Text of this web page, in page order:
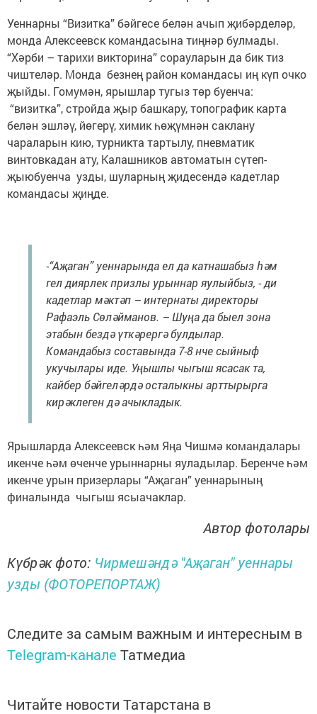
Уеннарны “Визитка” бәйгесе белән ачып җибәрделәр,
монда Алексеевск командасына тиңнәр булмады.
“Хәрби – тарихи викторина” сорауларын да бик тиз
чиштеләр. Монда безнең район командасы иң күп очко
җыйды. Гомумән, ярышлар тугыз төр буенча:
“визитка”, стройда җыр башкару, топографик карта
белән эшләү, йөгерү, химик һөҗүмнән саклану
чараларын кию, турникта тартылу, пневматик
винтовкадан ату, Калашников автоматын сүтеп-
җыюбуенча узды, шуларның җидесендә кадетлар
командасы җиңде.
-“Аҗаган” уеннарында ел да катнашабыз һәм
гел диярлек призлы урыннар яулыйбыз, - ди
кадетлар мәктәп – интернаты директоры
Рафаэль Сөләйманов. – Шуңа да быел зона
этабын бездә үткәрергә булдылар.
Командабыз составында 7-8 нче сыйныф
укучылары иде. Уңышлы чыгыш ясасак та,
кайбер бәйгеләрдә осталыкны арттырырга
кирәклеген дә ачыкладык.
Ярышларда Алексеевск һәм Яңа Чишмә командалары
икенче һәм өченче урыннарны яуладылар. Беренче һәм
икенче урын призерлары “Аҗаган” уеннарының
финалында чыгыш ясыачаклар.
Автор фотолары
Күбрәк фото: Чирмешәндә "Аҗаган" уеннары
узды (ФОТОРЕПОРТАЖ)
Следите за самым важным и интересным в
Telegram-канале Татмедиа
Читайте новости Татарстана в